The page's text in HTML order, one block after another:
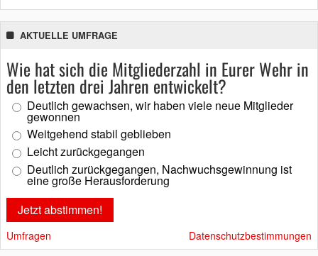
AKTUELLE UMFRAGE
Wie hat sich die Mitgliederzahl in Eurer Wehr in
den letzten drei Jahren entwickelt?
Deutlich gewachsen, wir haben viele neue Mitglieder
gewonnen
Weitgehend stabil geblieben
Leicht zurückgegangen
Deutlich zurückgegangen, Nachwuchsgewinnung ist
eine große Herausforderung
Umfragen Datenschutzbestimmungen